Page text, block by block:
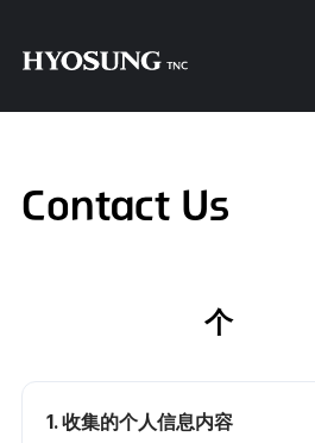
Contact Us
同意收集及使用个人信息
1. 收集的个人信息内容